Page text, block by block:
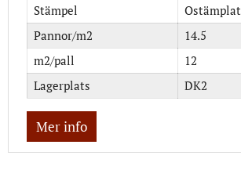
Stämpel
Ostämplat
Pannor/m2
14.5
m2/pall
12
Lagerplats
DK2
Mer info